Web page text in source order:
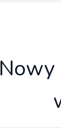
Nowy